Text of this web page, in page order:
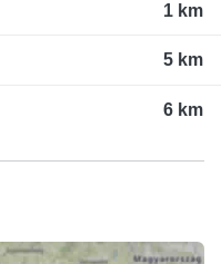
1 km
5 km
6 km